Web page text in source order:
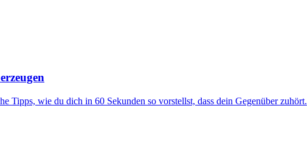
Tipps, wie du dich in 60 Sekunden so vorstellst, dass dein Gegenüber zuhört.